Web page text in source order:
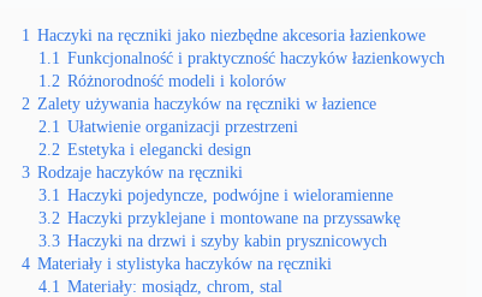
1 Haczyki na ręczniki jako niezbędne akcesoria łazienkowe
1.1 Funkcjonalność i praktyczność haczyków łazienkowych
1.2 Różnorodność modeli i kolorów
2 Zalety używania haczyków na ręczniki w łazience
2.1 Ułatwienie organizacji przestrzeni
2.2 Estetyka i elegancki design
3 Rodzaje haczyków na ręczniki
3.1 Haczyki pojedyncze, podwójne i wieloramienne
3.2 Haczyki przyklejane i montowane na przyssawkę
3.3 Haczyki na drzwi i szyby kabin prysznicowych
4 Materiały i stylistyka haczyków na ręczniki
4.1 Materiały: mosiądz, chrom, stal